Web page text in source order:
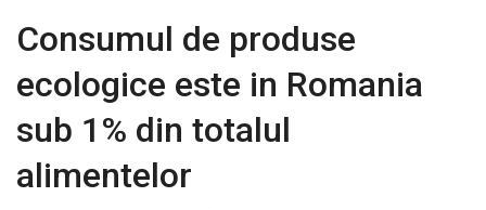
Consumul de produse
ecologice este in Romania
sub 1% din totalul
alimentelor